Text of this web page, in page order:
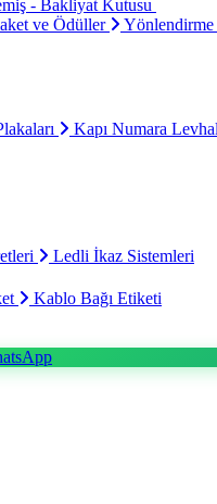
- Bakliyat Kutusu
ve Ödüller Yönlendirme
Kapı Numara
Ledli İkaz Sistemleri
Kablo Bağı Etiketi